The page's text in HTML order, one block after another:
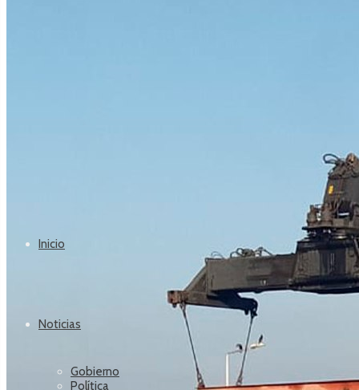
Inicio
Noticias
Gobierno
Política